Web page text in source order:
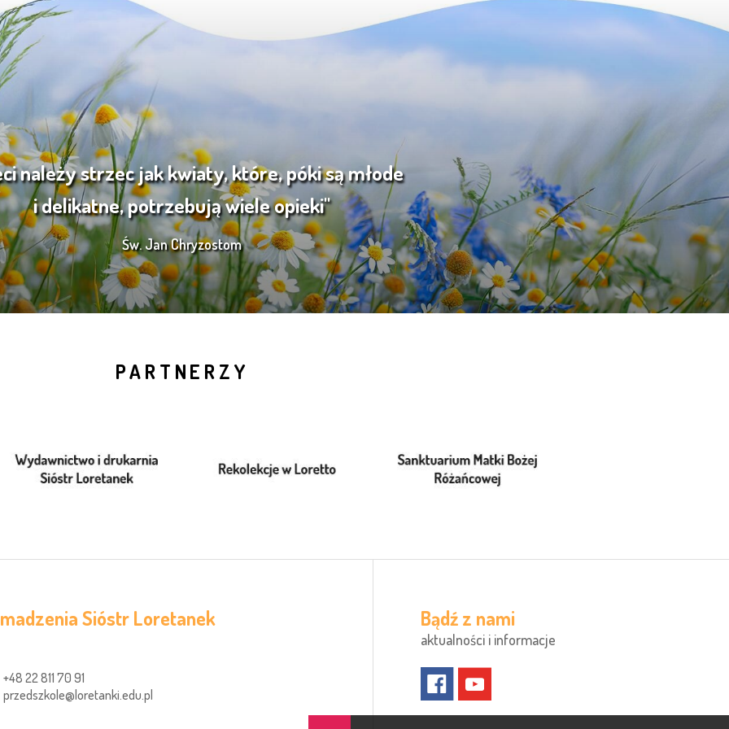
należy strzec jak kwiaty, które, póki są młode
i delikatne, potrzebują wiele opieki"
Św. Jan Chryzostom
PARTNERZY
Sióstr Loretanek
+48 22 811 70 91
przedszkole@loretanki.edu.pl
Bądź z nami
aktualności i informacje